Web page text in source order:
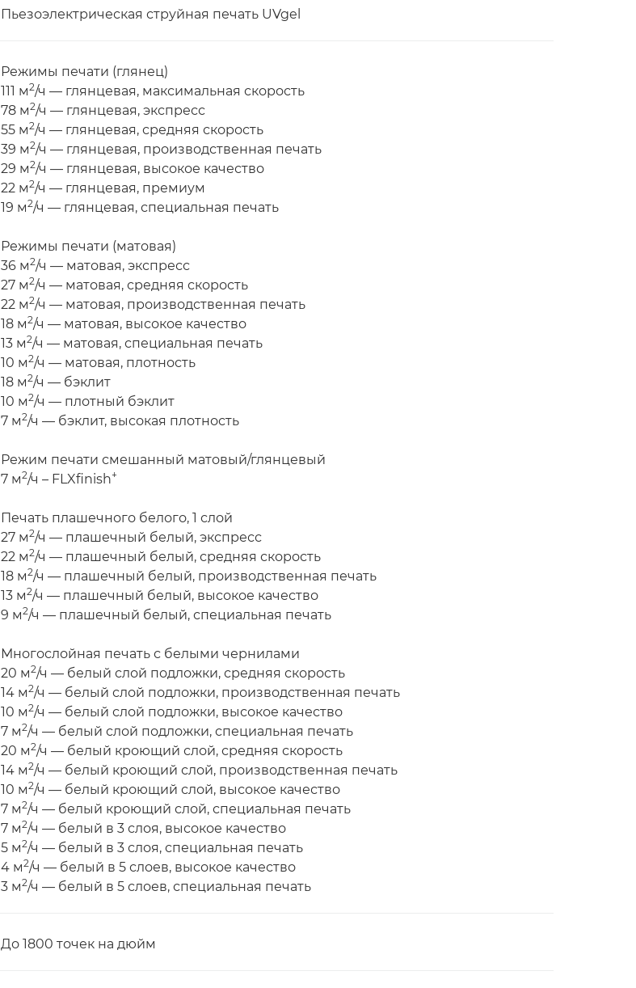
Пьезоэлектрическая струйная печать UVgel
Режимы печати (глянец)
111 м2/ч — глянцевая, максимальная скорость
78 м2/ч — глянцевая, экспресс
55 м2/ч — глянцевая, средняя скорость
39 м2/ч — глянцевая, производственная печать
29 м2/ч — глянцевая, высокое качество
22 м2/ч — глянцевая, премиум
19 м2/ч — глянцевая, специальная печать
Режимы печати (матовая)
36 м2/ч — матовая, экспресс
27 м2/ч — матовая, средняя скорость
22 м2/ч — матовая, производственная печать
18 м2/ч — матовая, высокое качество
13 м2/ч — матовая, специальная печать
10 м2/ч — матовая, плотность
18 м2/ч — бэклит
10 м2/ч — плотный бэклит
7 м2/ч — бэклит, высокая плотность
Режим печати смешанный матовый/глянцевый
7 м2/ч – FLXfinish+
Печать плашечного белого, 1 слой
27 м2/ч — плашечный белый, экспресс
22 м2/ч — плашечный белый, средняя скорость
18 м2/ч — плашечный белый, производственная печать
13 м2/ч — плашечный белый, высокое качество
9 м2/ч — плашечный белый, специальная печать
Многослойная печать с белыми чернилами
20 м2/ч — белый слой подложки, средняя скорость
14 м2/ч — белый слой подложки, производственная печать
10 м2/ч — белый слой подложки, высокое качество
7 м2/ч — белый слой подложки, специальная печать
20 м2/ч — белый кроющий слой, средняя скорость
14 м2/ч — белый кроющий слой, производственная печать
10 м2/ч — белый кроющий слой, высокое качество
7 м2/ч — белый кроющий слой, специальная печать
7 м2/ч — белый в 3 слоя, высокое качество
5 м2/ч — белый в 3 слоя, специальная печать
4 м2/ч — белый в 5 слоев, высокое качество
3 м2/ч — белый в 5 слоев, специальная печать
До 1800 точек на дюйм